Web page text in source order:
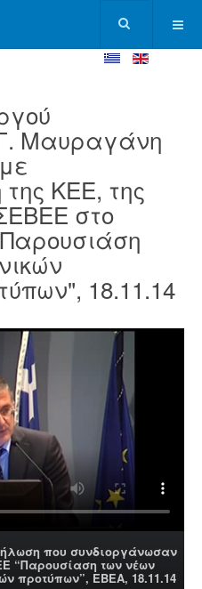
Μαυραγάνη
ΚΕΕ, της
στο
18.11.14
που συνδιοργάνωσαν
“Παρουσίαση των νέων
προτύπων”, ΕΒΕΑ, 18.11.14